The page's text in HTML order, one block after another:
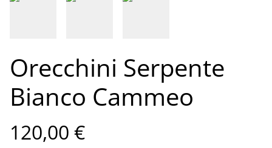
Orecchini Serpente
Bianco Cammeo
120,00 €